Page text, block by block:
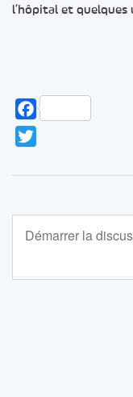
l’hôpital et quelques
Facebook